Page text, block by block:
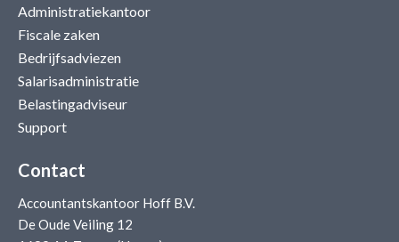
Administratiekantoor
Fiscale zaken
Bedrijfsadviezen
Salarisadministratie
Belastingadviseur
Support
Contact
Accountantskantoor Hoff B.V.
De Oude Veiling 12